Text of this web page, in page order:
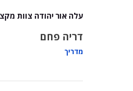
עלה אור יהודה צוות
דריה פחם
מדריך